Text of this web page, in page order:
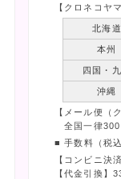
【クロネコヤ
北海道
本州
四国・
沖縄
【メール便（
全国一律300
■ 手数料（税
【コンビニ決
【代金引換】